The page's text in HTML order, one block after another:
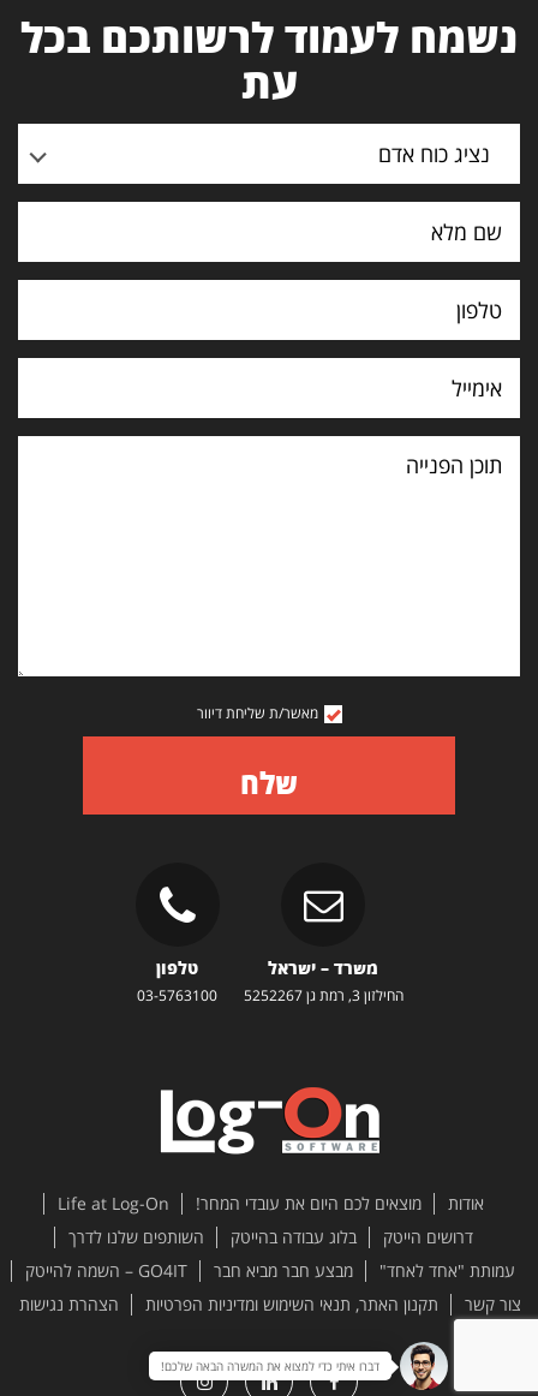
נשמח לעמוד לרשותכם בכל
עת
נציג כוח אדם
תוכן
הפנייה
מאשר/ת שליחת דיוור
שלח
משרד – ישראל
החילזון 3, רמת גן 5252267
טלפון
03-5763100
אודות מוצאים לכם היום את עובדי המחר!
Life at Log-On
דרושים הייטק
בלוג עבודה בהייטק
השותפים שלנו לדרך
עמותת "אחד לאחד"
מבצע חבר מביא חבר
GO4IT – השמה להייטק
צור קשר
תקנון האתר, תנאי השימוש ומדיניות הפרטיות הצהרת נגישות
דברו איתי כדי למצוא את המשרה הבאה שלכם!